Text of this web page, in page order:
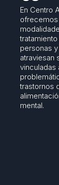
En Centro
ofrecemos
tratamiento
personas
atraviesan
vinculadas
trastornos
mental.